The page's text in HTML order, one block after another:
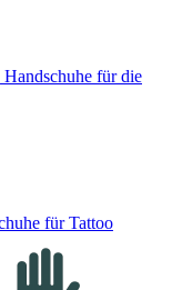
Handschuhe für die
für Tattoo